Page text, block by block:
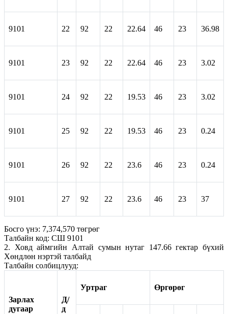
9101 22 92 22 22.64 46 23 36.98
9101 23 92 22 22.64 46 23 3.02
9101 24 92 22 19.53 46 23 3.02
9101 25 92 22 19.53 46 23 0.24
9101 26 92 22 23.6 46 23 0.24
9101 27 92 22 23.6 46 23 37
Босго үнэ: 7,374,570 төгрөг
Талбайн код: СШ 9101
2. Ховд аймгийн Алтай сумын нутаг 147.66 гектар бүхий
Хөндлөн нэртэй талбайд
Талбайн солбицлууд:
Зарлах
дугаар
Д/
д
Уртраг Өргөрөг